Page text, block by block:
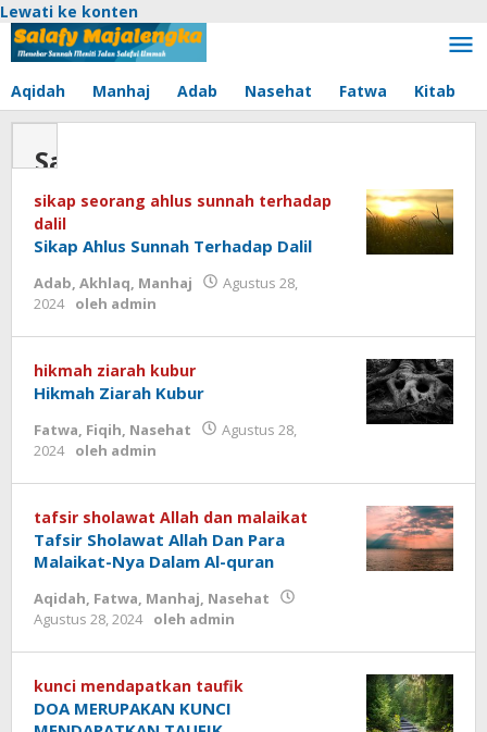
Lewati ke konten
Aqidah Manhaj Adab Nasehat Fatwa Kitab
Salafy
Majalengka
sikap seorang ahlus sunnah terhadap
dalil
Sikap Ahlus Sunnah Terhadap Dalil
Adab, Akhlaq, Manhaj
Agustus 28,
2024
oleh admin
hikmah ziarah kubur
Hikmah Ziarah Kubur
Fatwa, Fiqih, Nasehat
Agustus 28,
2024
oleh admin
tafsir sholawat Allah dan malaikat
Tafsir Sholawat Allah Dan Para
Malaikat-Nya Dalam Al-quran
Aqidah, Fatwa, Manhaj, Nasehat
Agustus 28, 2024
oleh admin
kunci mendapatkan taufik
DOA MERUPAKAN KUNCI